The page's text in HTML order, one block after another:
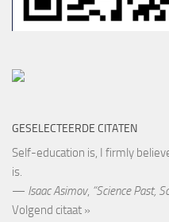
GESELECTEERDE CITATEN
Self-education is, I firmly
is.
— Isaac Asimov, “Science Past,
Volgend citaat »